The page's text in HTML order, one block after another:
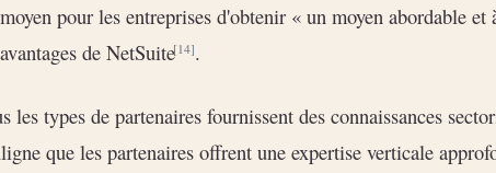
moyen pour les entreprises d'obtenir « un moyen abordable
avantages de NetSuite[14].
les types de partenaires fournissent des connaissances
que les partenaires offrent une expertise verticale